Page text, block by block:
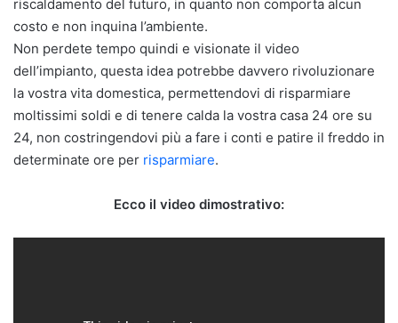
riscaldamento del futuro, in quanto non comporta alcun
costo e non inquina l’ambiente.
Non perdete tempo quindi e visionate il video
dell’impianto, questa idea potrebbe davvero rivoluzionare
la vostra vita domestica, permettendovi di risparmiare
moltissimi soldi e di tenere calda la vostra casa 24 ore su
24, non costringendovi più a fare i conti e patire il freddo in
determinate ore per risparmiare.
Ecco il video dimostrativo: